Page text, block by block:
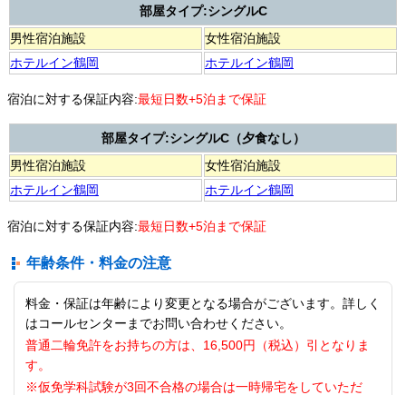
部屋タイプ:シングルC
男性宿泊施設
女性宿泊施設
ホテルイン鶴岡
ホテルイン鶴岡
宿泊に対する保証内容:最短日数+5泊まで保証
部屋タイプ:シングルC（夕食なし）
男性宿泊施設
女性宿泊施設
ホテルイン鶴岡
ホテルイン鶴岡
宿泊に対する保証内容:最短日数+5泊まで保証
年齢条件・料金の注意
料金・保証は年齢により変更となる場合がございます。詳しく
はコールセンターまでお問い合わせください。
普通二輪免許をお持ちの方は、16,500円（税込）引となりま
す。
※仮免学科試験が3回不合格の場合は一時帰宅をしていただ